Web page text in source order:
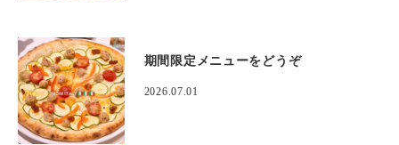
期間限定メニューをどうぞ
2026.07.01